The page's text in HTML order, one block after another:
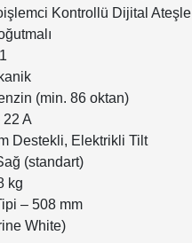
Kontrollü Dijital
(min. 86 oktan)
22 A
Destekli, Elektrikli Tilt
(standart)
kg
– 508 mm
White)